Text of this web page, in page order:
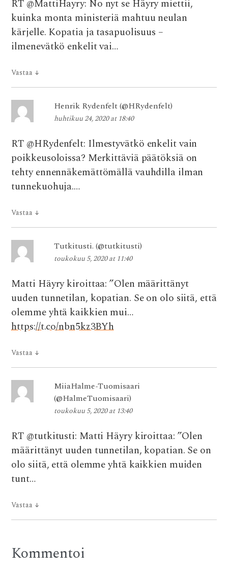
RT @MattiHayry: No nyt se Häyry miettii,
kuinka monta ministeriä mahtuu neulan
kärjelle. Kopatia ja tasapuolisuus –
ilmenevätkö enkelit vai…
Vastaa ↓
Henrik Rydenfelt (@HRydenfelt)
huhtikuu 24, 2020 at 18:40
RT @HRydenfelt: Ilmestyvätkö enkelit vain
poikkeusoloissa? Merkittäviä päätöksiä on
tehty ennennäkemättömällä vauhdilla ilman
tunnekuohuja.…
Vastaa ↓
Tutkitusti. (@tutkitusti)
toukokuu 5, 2020 at 11:40
Matti Häyry kiroittaa: ”Olen määrittänyt
uuden tunnetilan, kopatian. Se on olo siitä, että
olemme yhtä kaikkien mui…
https://t.co/nbn5kz3BYh
Vastaa ↓
MiiaHalme-Tuomisaari
(@HalmeTuomisaari)
toukokuu 5, 2020 at 13:40
RT @tutkitusti: Matti Häyry kiroittaa: ”Olen
määrittänyt uuden tunnetilan, kopatian. Se on
olo siitä, että olemme yhtä kaikkien muiden
tunt…
Vastaa ↓
Kommentoi